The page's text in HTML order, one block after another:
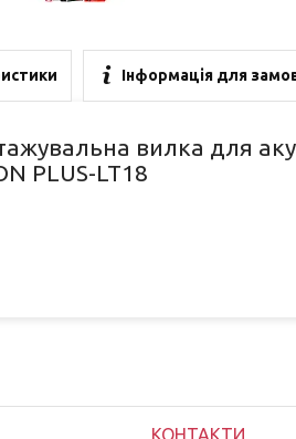
Інформація для
вилка для
PLUS-LT18